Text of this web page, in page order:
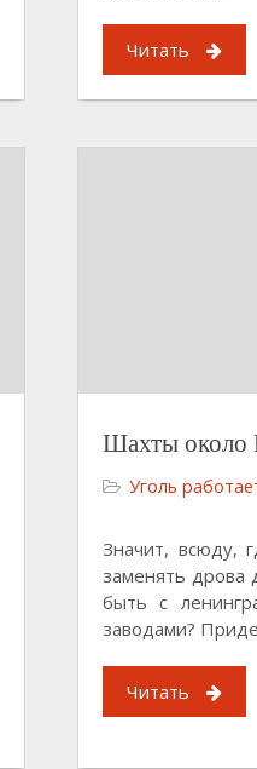
Читать
Шахты
Уголь
Значит, всюду,
заменять дрова
быть с
заводами?
Читать